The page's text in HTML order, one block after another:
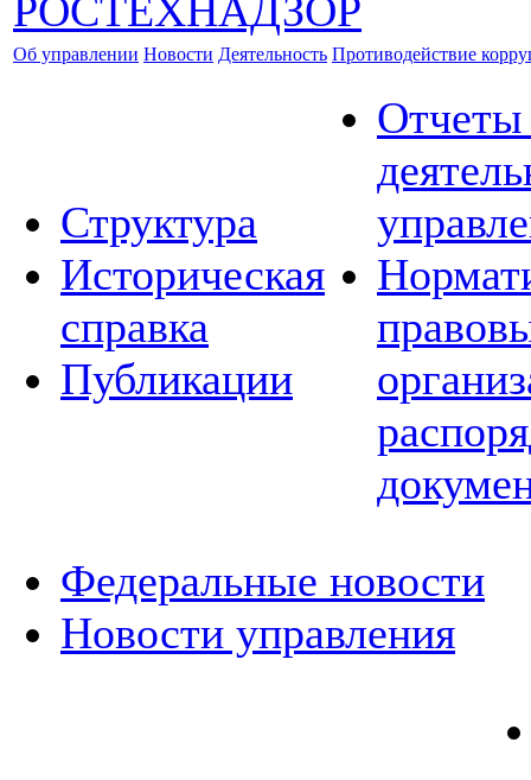
Об управлении Новости Деятельность Противодействие
Структура
Историческая
справка
Публикации
Отчеты
Федеральные новости
Новости управления